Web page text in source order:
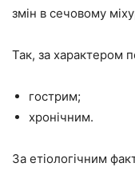
змін в сечовому
Так, за характером
гострим;
хронічним.
За етіологічним